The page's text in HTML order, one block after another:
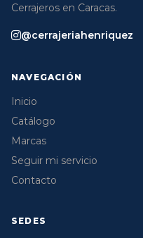
Cerrajeros en Caracas.
@cerrajeriahenriquez
NAVEGACIÓN
Inicio
Catálogo
Marcas
Seguir mi servicio
Contacto
SEDES